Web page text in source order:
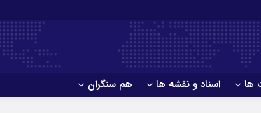
ها اسناد و نقشه ها هم سنگران